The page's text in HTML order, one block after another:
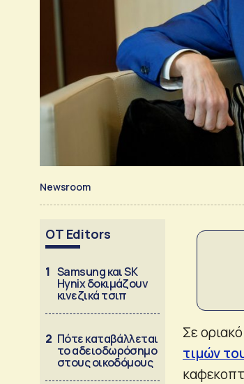
Newsroom
OT Editors
1 Samsung και SK
Hynix δοκιμάζουν
κινεζικά τσιπ
2 Πότε καταβάλλεται
το αδειοδωρόσημο
στους οικοδόμους
Σε
τιμών